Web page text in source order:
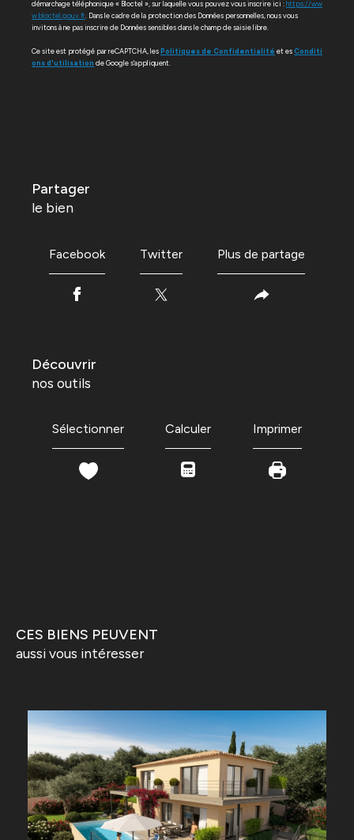
démarchage téléphonique « Bloctel », sur laquelle vous pouvez vous inscrire ici :https://ww
w.bloctel.gouv.fr. Dans le cadre de la protection des Données personnelles, nous vous
invitons à ne pas inscrire de Données sensibles dans le champ de saisie libre.
Ce site est protégé par reCAPTCHA, lesPolitiques de Confidentialité et esConditi
ons d'utilisation de Google s'appliquent.
partager
le bien
Facebook Twitter Plus de partage
découvrir
nos outils
Sélectionner Calculer Imprimer
CES BIENS PEUVENT
aussi vous intéresser